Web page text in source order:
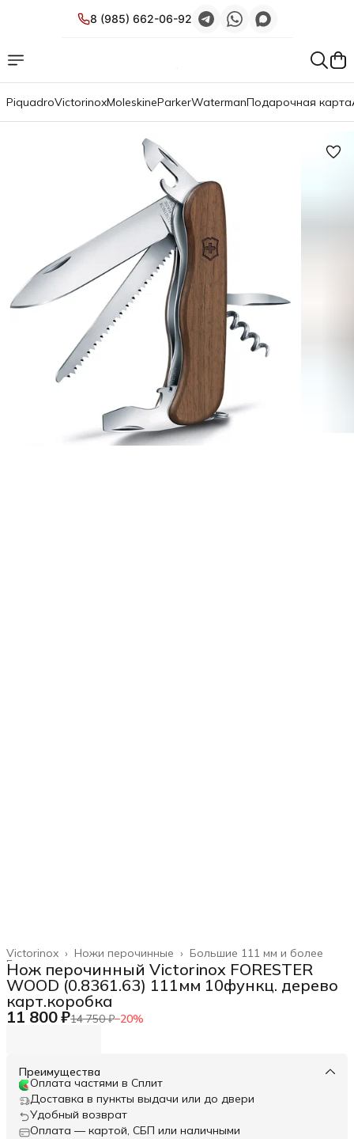
8 (985) 662-06-92
PiquadroVictorinoxMoleskineParkerWatermanПодарочная карта
Большие 111 мм и более
Ножи перочинные ›
Victorinox ›
Главная ›
Нож перочинный Victorinox FORESTER
WOOD (0.8361.63) 111мм 10функц. дерево
карт.коробка
11 800 ₽14 750 ₽−20%
Преимущества
Оплата частями в Сплит
Доставка в пункты выдачи или до двери
Удобный возврат
Оплата — картой, СБП или наличными